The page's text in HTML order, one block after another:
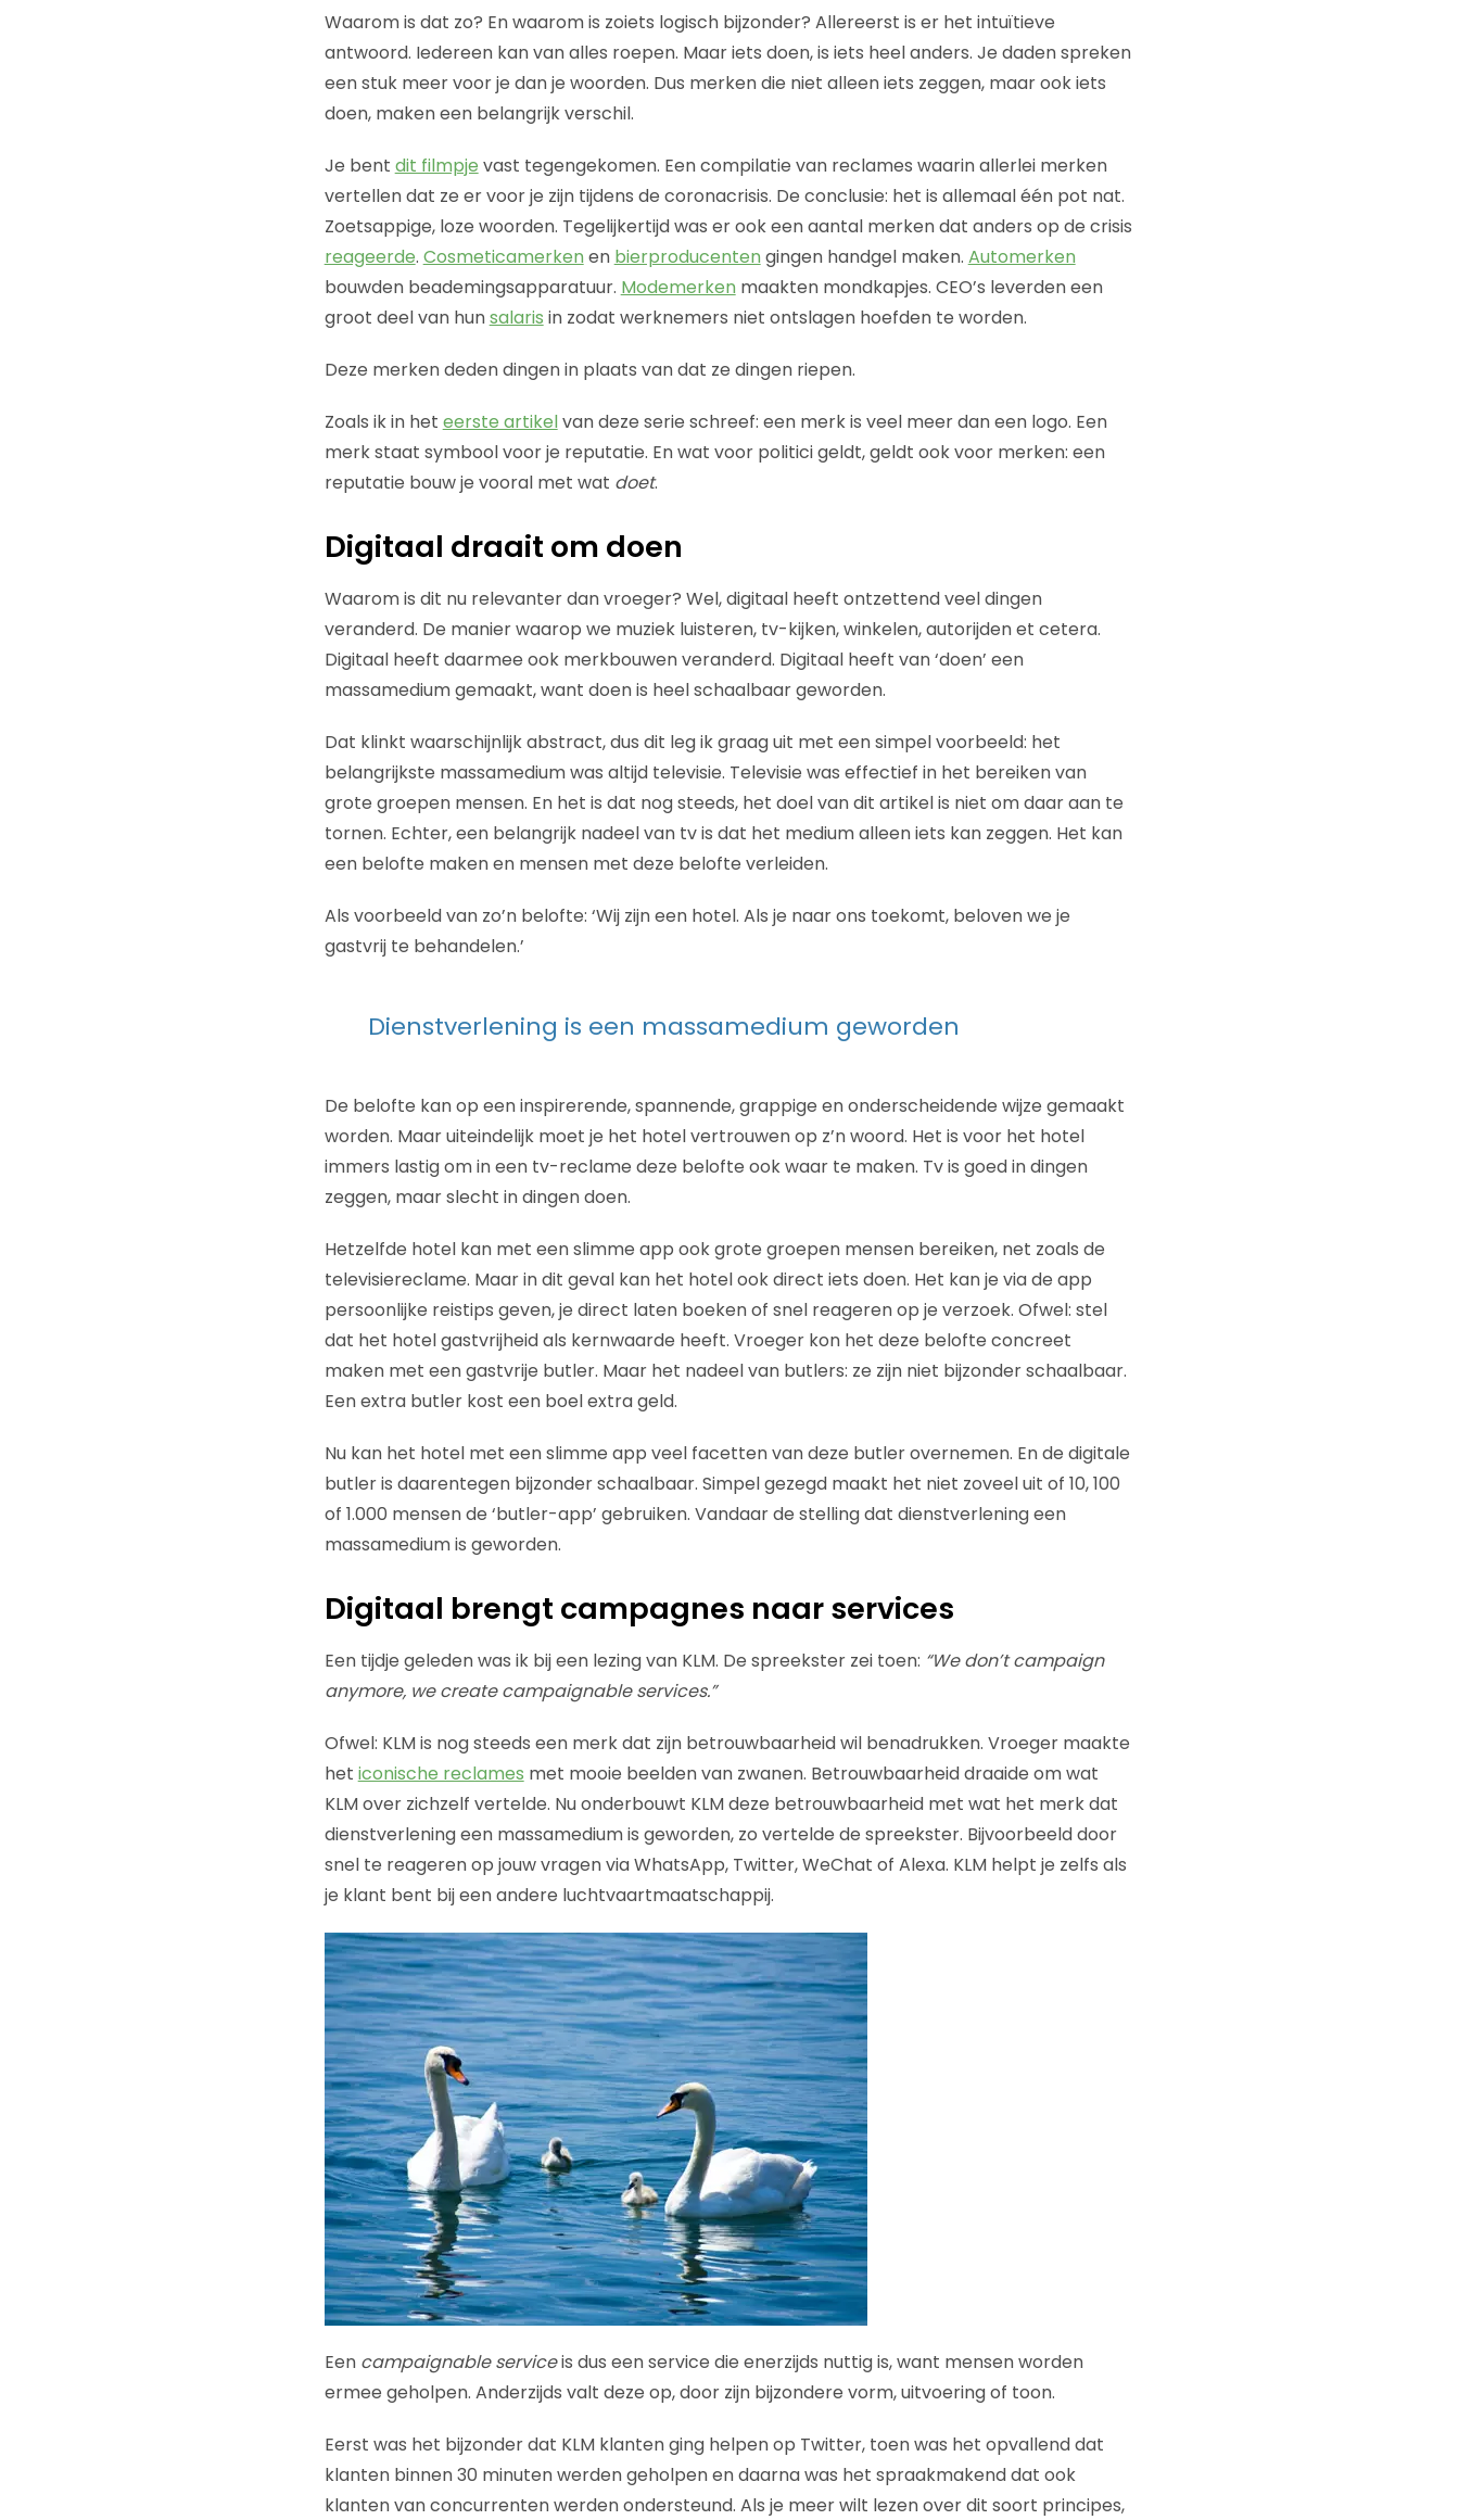
Waarom is dat zo? En waarom is zoiets logisch bijzonder? Allereerst is er het intuïtieve
antwoord. Iedereen kan van alles roepen. Maar iets doen, is iets heel anders. Je daden spreken
een stuk meer voor je dan je woorden. Dus merken die niet alleen iets zeggen, maar ook iets
doen, maken een belangrijk verschil.
Je bent dit filmpje vast tegengekomen. Een compilatie van reclames waarin allerlei merken
vertellen dat ze er voor je zijn tijdens de coronacrisis. De conclusie: het is allemaal één pot nat.
Zoetsappige, loze woorden. Tegelijkertijd was er ook een aantal merken dat anders op de crisis
reageerde. Cosmeticamerken en bierproducenten gingen handgel maken. Automerken
bouwden beademingsapparatuur. Modemerken maakten mondkapjes. CEO’s leverden een
groot deel van hunsalaris in zodat werknemers niet ontslagen hoefden te worden.
Deze merken deden dingen in plaats van dat ze dingen riepen.
Zoals ik in het eerste artikelvan deze serie schreef: een merk is veel meer dan een logo. Een
merk staat symbool voor je reputatie. En wat voor politici geldt, geldt ook voor merken: een
reputatie bouw je vooral met wat doet.
Digitaal draait om doen
Waarom is dit nu relevanter dan vroeger? Wel, digitaal heeft ontzettend veel dingen
veranderd. De manier waarop we muziek luisteren, tv-kijken, winkelen, autorijden et cetera.
Digitaal heeft daarmee ook merkbouwen veranderd. Digitaal heeft van ‘doen’ een
massamedium gemaakt, want doen is heel schaalbaar geworden.
Dat klinkt waarschijnlijk abstract, dus dit leg ik graag uit met een simpel voorbeeld: het
belangrijkste massamedium was altijd televisie. Televisie was effectief in het bereiken van
grote groepen mensen. En het is dat nog steeds, het doel van dit artikel is niet om daar aan te
tornen. Echter, een belangrijk nadeel van tv is dat het medium alleen iets kan zeggen. Het kan
een belofte maken en mensen met deze belofte verleiden.
Als voorbeeld van zo’n belofte: ‘Wij zijn een hotel. Als je naar ons toekomt, beloven we je
gastvrij te behandelen.’
Dienstverlening is een massamedium geworden
De belofte kan op een inspirerende, spannende, grappige en onderscheidende wijze gemaakt
worden. Maar uiteindelijk moet je het hotel vertrouwen op z’n woord. Het is voor het hotel
immers lastig om in een tv-reclame deze belofte ook waar te maken. Tv is goed in dingen
zeggen, maar slecht in dingen doen.
Hetzelfde hotel kan met een slimme app ook grote groepen mensen bereiken, net zoals de
televisiereclame. Maar in dit geval kan het hotel ook direct iets doen. Het kan je via de app
persoonlijke reistips geven, je direct laten boeken of snel reageren op je verzoek. Ofwel: stel
dat het hotel gastvrijheid als kernwaarde heeft. Vroeger kon het deze belofte concreet
maken met een gastvrije butler. Maar het nadeel van butlers: ze zijn niet bijzonder schaalbaar.
Een extra butler kost een boel extra geld.
Nu kan het hotel met een slimme app veel facetten van deze butler overnemen. En de digitale
butler is daarentegen bijzonder schaalbaar. Simpel gezegd maakt het niet zoveel uit of 10, 100
of 1.000 mensen de ‘butler-app’ gebruiken. Vandaar de stelling dat dienstverlening een
massamedium is geworden.
Digitaal brengt campagnes naar services
Een tijdje geleden was ik bij een lezing van KLM. De spreekster zei toen: “We don’t campaign
anymore, we create campaignable services.”
Ofwel: KLM is nog steeds een merk dat zijn betrouwbaarheid wil benadrukken. Vroeger maakte
het iconische reclames met mooie beelden van zwanen. Betrouwbaarheid draaide om wat
KLM over zichzelf vertelde. Nu onderbouwt KLM deze betrouwbaarheid met wat het merk dat
dienstverlening een massamedium is geworden, zo vertelde de spreekster. Bijvoorbeeld door
snel te reageren op jouw vragen via WhatsApp, Twitter, WeChat of Alexa. KLM helpt je zelfs als
je klant bent bij een andere luchtvaartmaatschappij.
Eencampaignable serviceis dus een service die enerzijds nuttig is, want mensen worden
ermee geholpen. Anderzijds valt deze op, door zijn bijzondere vorm, uitvoering of toon.
Eerst was het bijzonder dat KLM klanten ging helpen op Twitter, toen was het opvallend dat
klanten binnen 30 minuten werden geholpen en daarna was het spraakmakend dat ook
klanten van concurrenten werden ondersteund. Als je meer wilt lezen over dit soort principes,